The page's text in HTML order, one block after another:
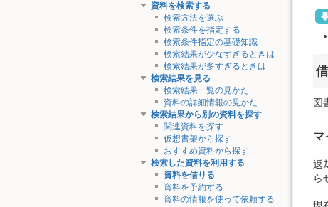
資料を検索する
検索方法を選ぶ
検索条件を指定する
検索条件指定の基礎知識
検索結果が少なすぎるときは
検索結果が多すぎるときは
検索結果を見る
検索結果一覧の見かた
資料の詳細情報の見かた
検索結果から別の資料を探す
関連資料を探す
仮想書架から探す
おすすめ資料から探す
検索した資料を利用する
資料を借りる
資料を予約する
資料の情報を使って依頼する
図
マ
返
ら